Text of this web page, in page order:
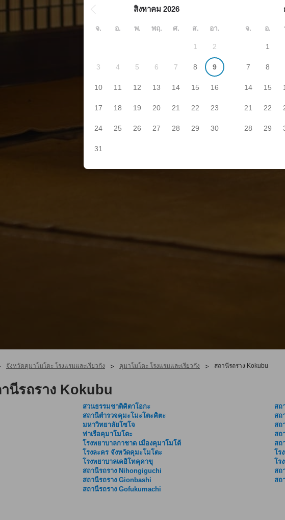
สิงหาคม 2026
จ. อ. พ. พฤ. ศ. ส. อา.
1 2
3 4 5 6 7 8 9
10 11 12 13 14 15 16
17 18 19 20 21 22 23
24 25 26 27 28 29 30
31
จ. อ.
1
7 8
14 15
21 22
28 29
จังหวัดคุมาโมโตะ โรงแรมและเรียวกัง > คุมาโมโตะ โรงแรมและเรียวกัง > สถานีรถราง Kokubu
นีรถราง Kokubu
สวนธรรมชาติคิตาโอกะ
สถานีตำรวจคุมะโมะโตะคิตะ
มหาวิทยาลัยโซโจ
ท่าเรือคุมาโมโตะ
โรงพยาบาลกาชาด เมืองคุมาโมโต้
โรงละคร จังหวัดคุมะโมโตะ
โรงพยาบาลเคอิโทคุคาขุ
สถานีรถราง Nihongiguchi
สถานีรถราง Gionbashi
สถานีรถราง Gofukumachi
สถ
สถ
สถ
สถ
สถ
โร
โร
สถ
สถ